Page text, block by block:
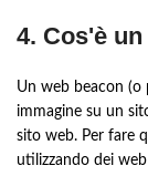
4. Cos'è
Un web beacon (o
immagine su un
sito web. Per fare
utilizzando dei